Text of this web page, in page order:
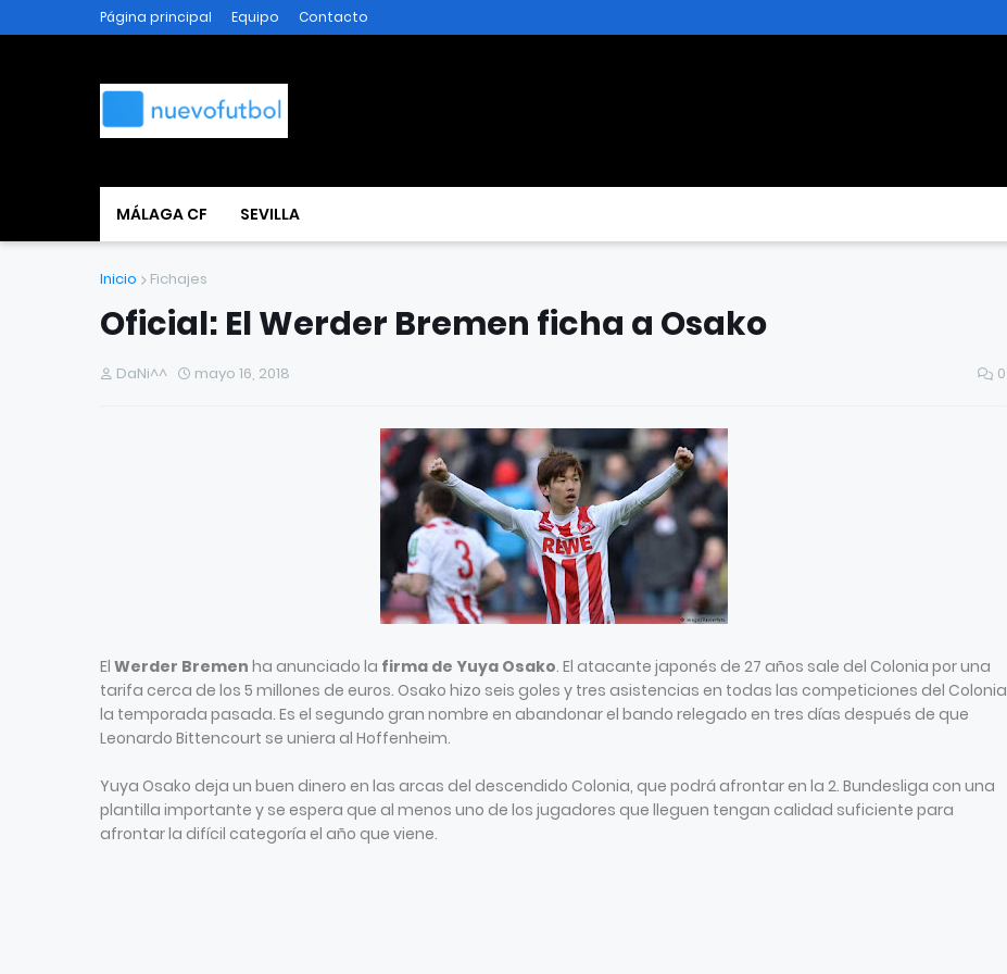
Página principal Equipo Contacto
MÁLAGA CF SEVILLA
Inicio Fichajes
Oficial: El Werder Bremen ficha a Osako
DaNi^^ mayo 16, 2018 0
El Werder Bremen ha anunciado la firma de Yuya Osako. El atacante japonés de 27 años sale del Colonia por una
tarifa cerca de los 5 millones de euros. Osako hizo seis goles y tres asistencias en todas las competiciones del Colonia
la temporada pasada. Es el segundo gran nombre en abandonar el bando relegado en tres días después de que
Leonardo Bittencourt se uniera al Hoffenheim.
Yuya Osako deja un buen dinero en las arcas del descendido Colonia, que podrá afrontar en la 2. Bundesliga con una
plantilla importante y se espera que al menos uno de los jugadores que lleguen tengan calidad suficiente para
afrontar la difícil categoría el año que viene.